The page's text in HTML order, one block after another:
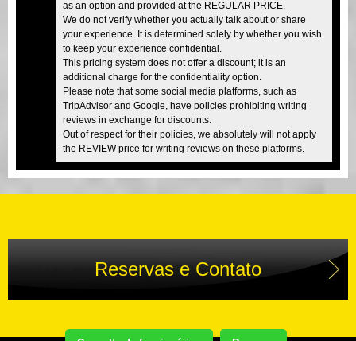
as an option and provided at the REGULAR PRICE.
We do not verify whether you actually talk about or share
your experience. It is determined solely by whether you wish
to keep your experience confidential.
This pricing system does not offer a discount; it is an
additional charge for the confidentiality option.
Please note that some social media platforms, such as
TripAdvisor and Google, have policies prohibiting writing
reviews in exchange for discounts.
Out of respect for their policies, we absolutely will not apply
the REVIEW price for writing reviews on these platforms.
Reservas e Contato